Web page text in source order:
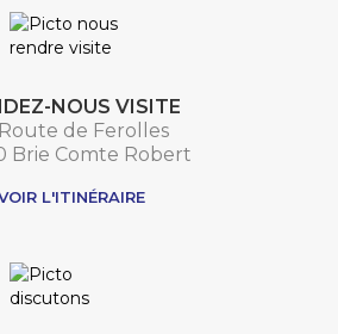
NOUS VISITE
de Ferolles
Brie Comte Robert
L'ITINÉRAIRE